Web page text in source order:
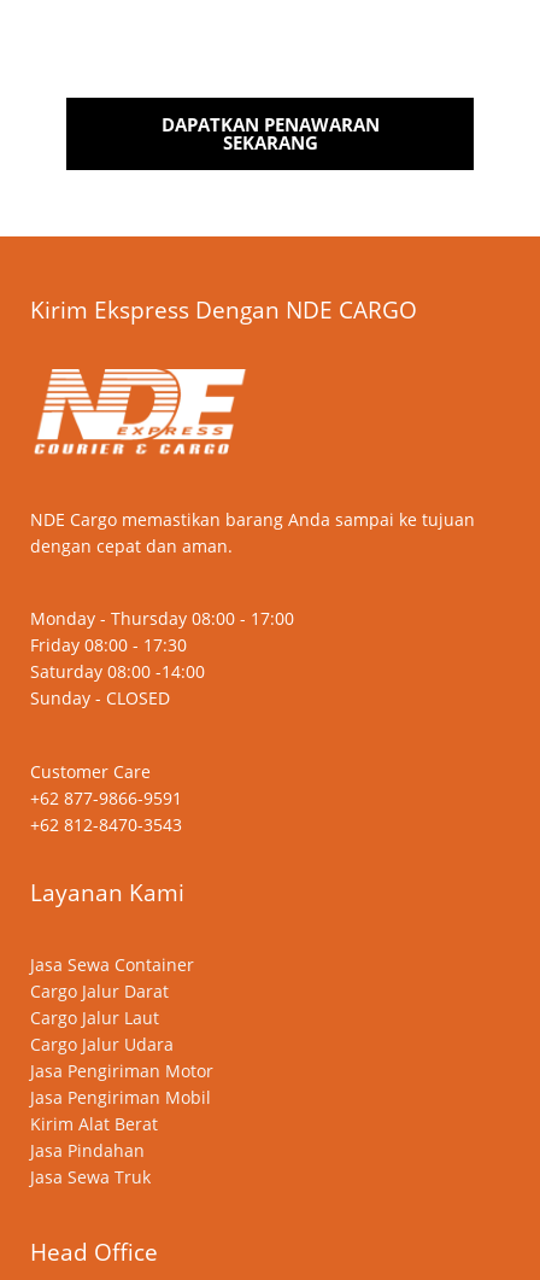
DAPATKAN PENAWARAN
SEKARANG
Kirim Ekspress Dengan NDE CARGO
NDE Cargo memastikan barang Anda sampai ke tujuan
dengan cepat dan aman.
Monday - Thursday 08:00 - 17:00
Friday 08:00 - 17:30
Saturday 08:00 -14:00
Sunday - CLOSED
Customer Care
+62 877-9866-9591
+62 812-8470-3543
Layanan Kami
Jasa Sewa Container
Cargo Jalur Darat
Cargo Jalur Laut
Cargo Jalur Udara
Jasa Pengiriman Motor
Jasa Pengiriman Mobil
Kirim Alat Berat
Jasa Pindahan
Jasa Sewa Truk
Head Office